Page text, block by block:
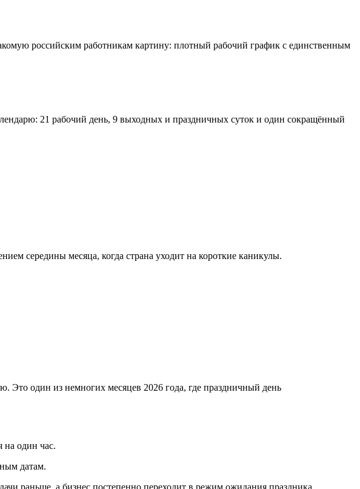
российским работникам картину: плотный рабочий график с единственным
21 рабочий день, 9 выходных и праздничных суток и один сокращённый
середины месяца, когда страна уходит на короткие каникулы.
Это один из немногих месяцев 2026 года, где праздничный день
на один час.
датам.